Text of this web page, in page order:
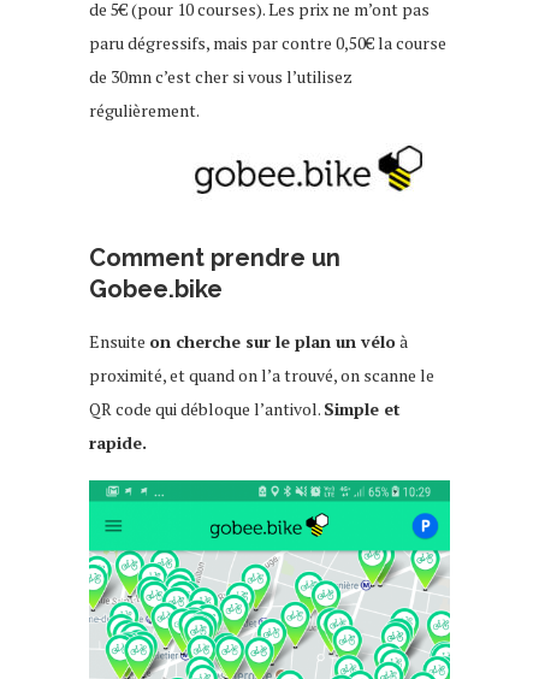
de 5€ (pour 10 courses). Les prix ne m’ont pas
paru dégressifs, mais par contre 0,50€ la course
de 30mn c’est cher si vous l’utilisez
régulièrement.
Comment prendre un
Gobee.bike
Ensuite on cherche sur le plan un véloà
proximité, et quand on l’a trouvé, on scanne le
QR code qui débloque l’antivol. Simple et
rapide.